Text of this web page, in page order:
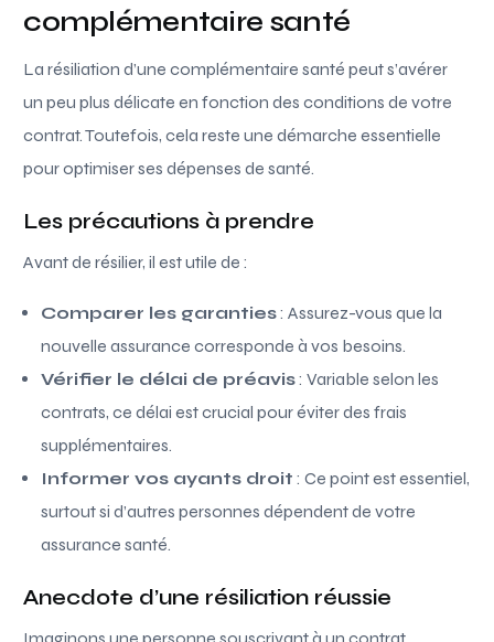
complémentaire santé
La résiliation d’une complémentaire santé peut s’avérer
un peu plus délicate en fonction des conditions de votre
contrat. Toutefois, cela reste une démarche essentielle
pour optimiser ses dépenses de santé.
Les précautions à prendre
Avant de résilier, il est utile de :
Comparer les garanties: Assurez-vous que la
nouvelle assurance corresponde à vos besoins.
Vérifier le délai de préavis: Variable selon les
contrats, ce délai est crucial pour éviter des frais
supplémentaires.
Informer vos ayants droit : Ce point est essentiel,
surtout si d’autres personnes dépendent de votre
assurance santé.
Anecdote d’une résiliation réussie